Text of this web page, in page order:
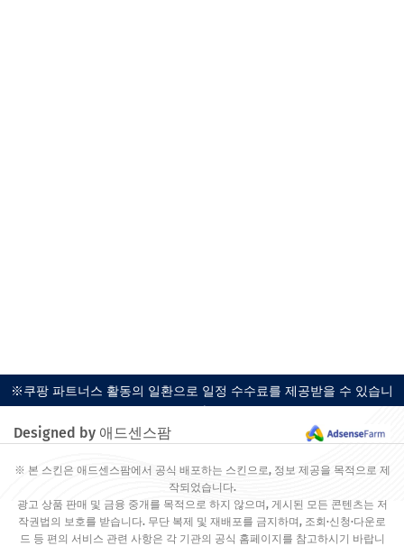
※쿠팡 파트너스 활동의 일환으로 일정 수수료를 제공받을 수 있습니
다.
Designed by 애드센스팜
※ 본 스킨은 애드센스팜에서 공식 배포하는 스킨으로, 정보 제공을 목적으로 제
작되었습니다.
광고 상품 판매 및 금융 중개를 목적으로 하지 않으며, 게시된 모든 콘텐츠는 저
작권법의 보호를 받습니다. 무단 복제 및 재배포를 금지하며, 조회·신청·다운로
드 등 편의 서비스 관련 사항은 각 기관의 공식 홈페이지를 참고하시기 바랍니